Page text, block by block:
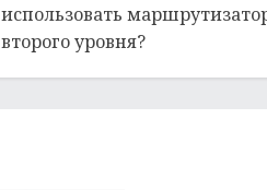
использовать
второго уровня?